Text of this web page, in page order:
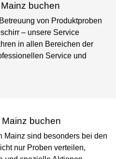
buchen
von Produktproben
– unsere Service
in allen Bereichen der
Service und
buchen
Mainz sind besonders bei den
nur Proben verteilen,